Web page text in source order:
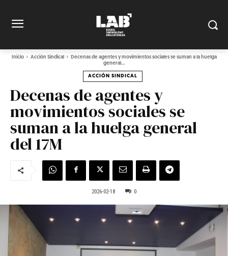
Inicio Acción Sindical
Decenas de agentes y movimientos sociales se suman a la huelga
general...
ACCIÓN SINDICAL
Decenas de agentes y
movimientos sociales se
suman a la huelga general
del 17M
2026-02-18 0